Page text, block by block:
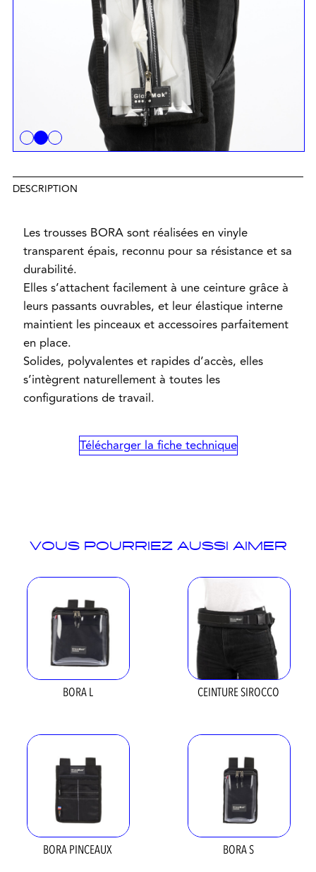
DESCRIPTION
Les trousses BORA sont réalisées en vinyle
transparent épais, reconnu pour sa résistance et sa
durabilité.
Elles s’attachent facilement à une ceinture grâce à
leurs passants ouvrables, et leur élastique interne
maintient les pinceaux et accessoires parfaitement
en place.
Solides, polyvalentes et rapides d’accès, elles
s’intègrent naturellement à toutes les
configurations de travail.
Télécharger la fiche technique
VOUS POURRIEZ AUSSI AIMER
BORA L CEINTURE SIROCCO
BORA PINCEAUX BORA S